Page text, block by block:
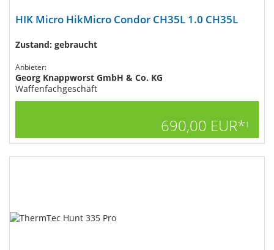
HIK Micro HikMicro Condor CH35L 1.0 CH35L
Zustand: gebraucht
Anbieter:
Georg Knappworst GmbH & Co. KG
Waffenfachgeschäft
690,00 EUR*1